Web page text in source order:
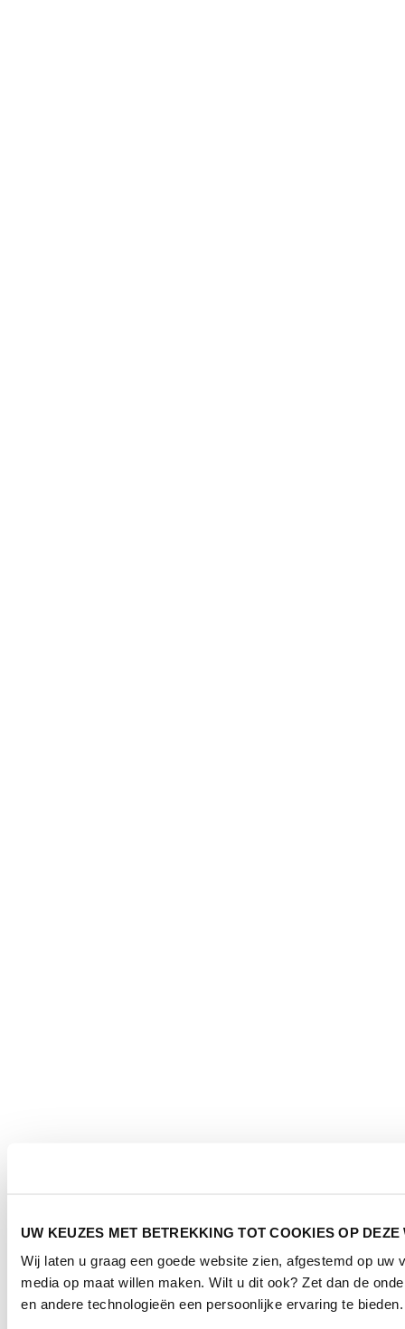
UW KEUZES MET BETREKKING TOT COOKIES OP DEZE
Wij laten u graag een goede website zien, afgestemd op
media op maat willen maken. Wilt u dit ook? Zet dan de
en andere technologieën een persoonlijke ervaring te bieden.